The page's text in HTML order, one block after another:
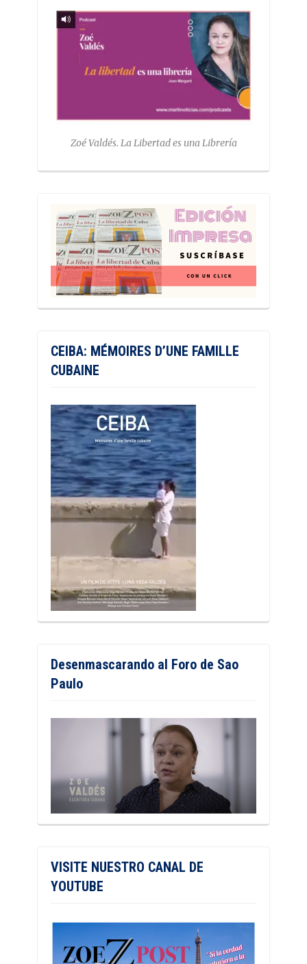
Zoé Valdés. La Libertad es una Librería
CEIBA: MÉMOIRES D’UNE FAMILLE
CUBAINE
Desenmascarando al Foro de Sao
Paulo
VISITE NUESTRO CANAL DE
YOUTUBE